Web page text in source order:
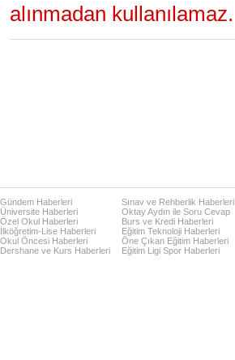
alınmadan kullanılamaz.
Gündem Haberleri
Üniversite Haberleri
Özel Okul Haberleri
İlköğretim-Lise Haberleri
Okul Öncesi Haberleri
Dershane ve Kurs Haberleri
Sınav ve Rehberlik Haberleri
Oktay Aydın ile Soru Cevap
Burs ve Kredi Haberleri
Eğitim Teknoloji Haberleri
Öne Çıkan Eğitim Haberleri
Eğitim Ligi Spor Haberleri